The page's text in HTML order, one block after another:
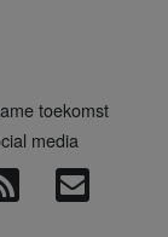
toekomst
media